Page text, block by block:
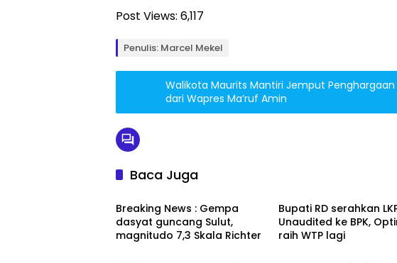
Post Views: 6,117
Penulis: Marcel Mekel
Walikota Maurits Mantiri Jemput Penghargaan
dari Wapres Ma’ruf Amin
Baca Juga
Headline
Breaking News : Gempa
dasyat guncang Sulut,
magnitudo 7,3 Skala Richter
Bupati RD serahkan
Unaudited ke BPK,
raih WTP lagi
Minahasa Minahasa